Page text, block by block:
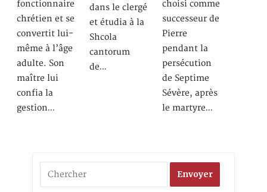
fonctionnaire
chrétien et se
convertit lui-
même à l’âge
adulte. Son
maître lui
confia la
gestion…
dans le clergé
et étudia à la
Shcola
cantorum
de…
choisi comme
successeur de
Pierre
pendant la
persécution
de Septime
Sévère, après
le martyre…